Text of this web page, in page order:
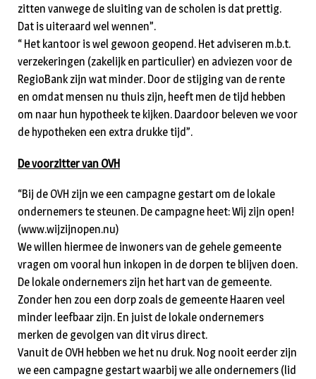
zitten vanwege de sluiting van de scholen is dat prettig.
Dat is uiteraard wel wennen”.
“ Het kantoor is wel gewoon geopend. Het adviseren m.b.t.
verzekeringen (zakelijk en particulier) en adviezen voor de
RegioBank zijn wat minder. Door de stijging van de rente
en omdat mensen nu thuis zijn, heeft men de tijd hebben
om naar hun hypotheek te kijken. Daardoor beleven we voor
de hypotheken een extra drukke tijd”.
De voorzitter van OVH
“Bij de OVH zijn we een campagne gestart om de lokale
ondernemers te steunen. De campagne heet: Wij zijn open!
(www.wijzijnopen.nu)
We willen hiermee de inwoners van de gehele gemeente
vragen om vooral hun inkopen in de dorpen te blijven doen.
De lokale ondernemers zijn het hart van de gemeente.
Zonder hen zou een dorp zoals de gemeente Haaren veel
minder leefbaar zijn. En juist de lokale ondernemers
merken de gevolgen van dit virus direct.
Vanuit de OVH hebben we het nu druk. Nog nooit eerder zijn
we een campagne gestart waarbij we alle ondernemers (lid